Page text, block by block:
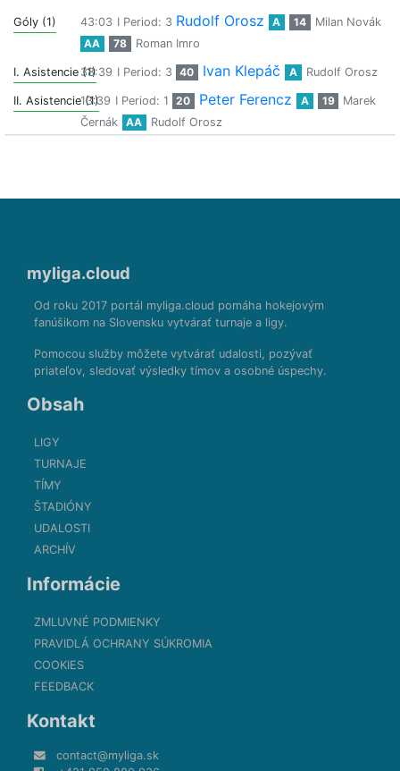
Góly (1) 43:03 I Period: 3 Rudolf Orosz A 14
Milan Novák
AA
78 Roman Imro
I. Asistencie (1)38:39 I Period: 3 40 Ivan Klepáč A Rudolf Orosz
II. Asistencie (1)
13:39 I Period: 1 20 Peter Ferencz A 19
Marek
Černák
AA Rudolf Orosz
myliga.cloud
Od roku 2017 portál myliga.cloud pomáha hokejovým
fanúšikom na Slovensku vytvárať turnaje a ligy.
Pomocou služby môžete vytvárať udalosti, pozývať
priateľov, sledovať výsledky tímov a osobné úspechy.
Obsah
LIGY
TURNAJE
TÍMY
ŠTADIÓNY
UDALOSTI
ARCHÍV
Informácie
ZMLUVNÉ PODMIENKY
PRAVIDLÁ OCHRANY SÚKROMIA
COOKIES
FEEDBACK
Kontakt
contact@myliga.sk